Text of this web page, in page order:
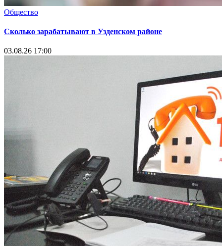
Общество
Сколько зарабатывают в Узденском районе
03.08.26 17:00